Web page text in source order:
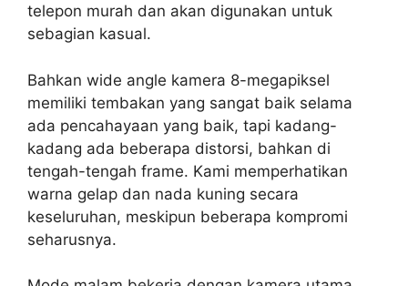
telepon murah dan akan digunakan untuk
sebagian kasual.
Bahkan wide angle kamera 8-megapiksel
memiliki tembakan yang sangat baik selama
ada pencahayaan yang baik, tapi kadang-
kadang ada beberapa distorsi, bahkan di
tengah-tengah frame. Kami memperhatikan
warna gelap dan nada kuning secara
keseluruhan, meskipun beberapa kompromi
seharusnya.